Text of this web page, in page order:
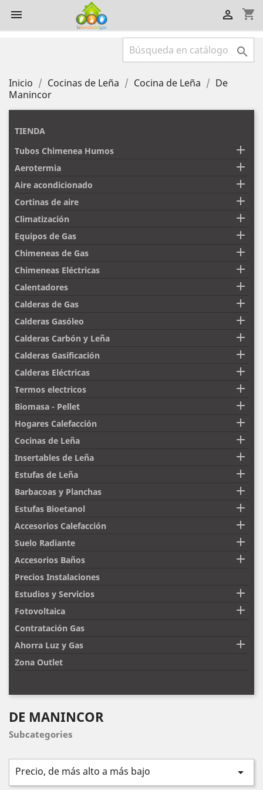
 shopping_cart


Inicio Cocinas de Leña Cocina de Leña
De
Manincor
TIENDA
Tubos Chimenea Humos

Aerotermia 
Aire acondicionado 
Cortinas de aire 
Climatización 
Equipos de Gas 
Chimeneas de Gas 
Chimeneas Eléctricas 
Calentadores 
Calderas de Gas 
Calderas Gasóleo 
Calderas Carbón y Leña 
Calderas Gasificación 
Calderas Eléctricas 
Termos electricos 
Biomasa - Pellet 
Hogares Calefacción 
Cocinas de Leña 
Insertables de Leña 
Estufas de Leña 
Barbacoas y Planchas 
Estufas Bioetanol 
Accesorios Calefacción 
Suelo Radiante 
Accesorios Baños 
Precios Instalaciones
Estudios y Servicios

Fotovoltaica 
Contratación Gas
Ahorra Luz y Gas

Zona Outlet
DE MANINCOR
Subcategories
Precio, de más alto a más bajo 